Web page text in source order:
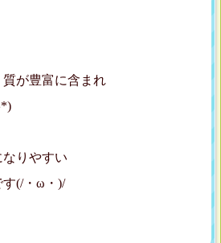
が豊富に含まれ
りやすい
す(/・ω・)/